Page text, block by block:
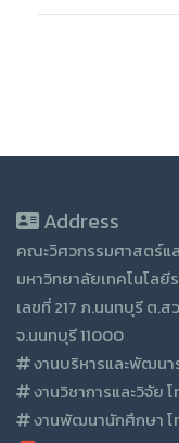
Address
คณะวิศวกรรมศาสตร์แ
มหาวิทยาลัยเทคโนโล
เลขที่ 217 ภ.นนทบุรี ต.
จ.นนทบุรี 11000
งานบริหารและพัฒน
งานวิชาการและวิจั
งานพัฒนานักศึกษา